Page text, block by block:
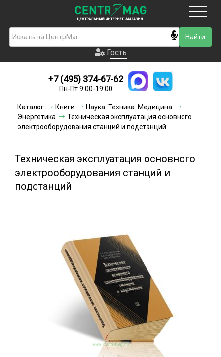
Гость
Новинки
Условия доставки
Условия оплаты
Гость
+7 (495) 374-67-62
Пн-Пт 9:00-19:00
Каталог Книги
Наука. Техника. Медицина
Энергетика
Техническая эксплуатация основного
электрооборудования станций и подстанций
Техническая эксплуатация основного
электрооборудования станций и
подстанций